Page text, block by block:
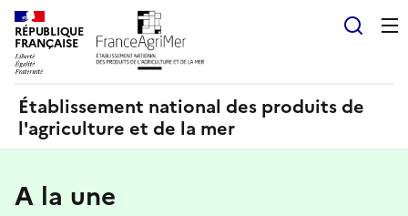
RÉPUBLIQUE
FRANÇAISE
Établissement national des produits de
l'agriculture et de la mer
A la une
Panneau de gestion des cookies